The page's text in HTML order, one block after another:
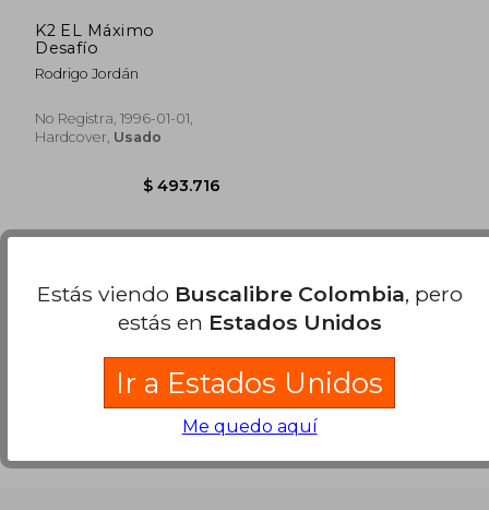
K2 EL Máximo
Desafío
Rodrigo Jordán
No Registra, 1996-01-01,
Hardcover, Usado
$ 493.716
Se han encontrado pocos libros. PuedesRepetir
la Búsquedasin exigir que estén presentes todos
Estás viendo Buscalibre Colombia, pero
estás en Estados Unidos
Ir a Estados Unidos
Me quedo aquí